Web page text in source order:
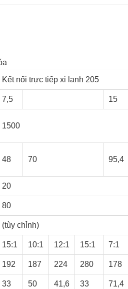
Kết nối trực tiếp xi lanh 205
7,5 15
1500
48 70 95,4
20
80
(tùy chỉnh)
15:1 10:1 12:1 15:1 7:1
192 187 224 280 178
33 50 41,6 33 71,4